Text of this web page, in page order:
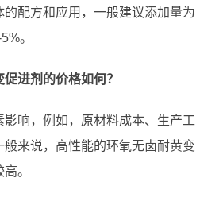
配方和应用，一般建议添加量为
。
进剂的价格如何？
响，例如，原材料成本、生产工
般来说，高性能的环氧无卤耐黄变
。